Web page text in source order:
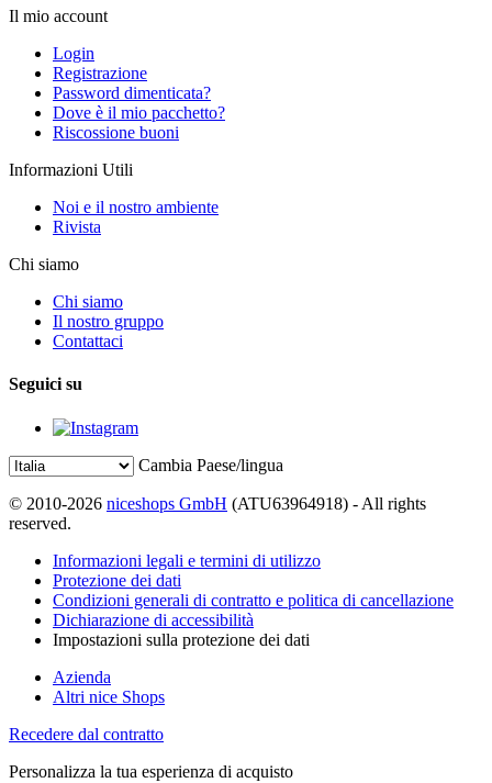
Il mio account
Login
Registrazione
Password dimenticata?
Dove è il mio pacchetto?
Riscossione buoni
Informazioni Utili
Noi e il nostro ambiente
Rivista
Chi siamo
Chi siamo
Il nostro gruppo
Contattaci
Seguici su
Cambia Paese/lingua
© 2010-2026 niceshops GmbH (ATU63964918) - All rights
reserved.
Informazioni legali e termini di utilizzo
Protezione dei dati
Condizioni generali di contratto e politica di cancellazione
Dichiarazione di accessibilità
Impostazioni sulla protezione dei dati
Azienda
Altri nice Shops
Recedere dal contratto
Personalizza la tua esperienza di acquisto